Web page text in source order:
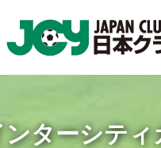
ンターシテ